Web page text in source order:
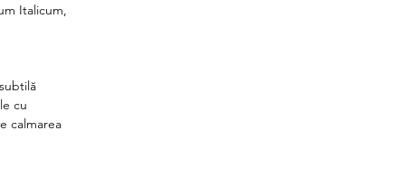
Italicum,
cu
calmarea